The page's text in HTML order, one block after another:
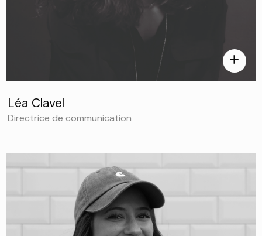
add
Léa Clavel
Directrice de communication